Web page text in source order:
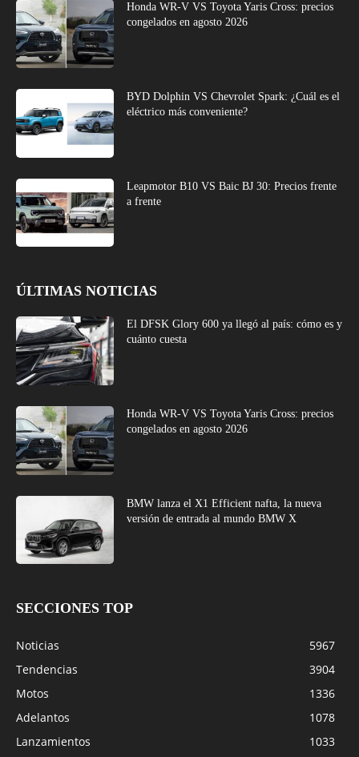
Honda WR-V VS Toyota Yaris Cross: precios
congelados en agosto 2026
BYD Dolphin VS Chevrolet Spark: ¿Cuál es el
eléctrico más conveniente?
Leapmotor B10 VS Baic BJ 30: Precios frente
a frente
ÚLTIMAS NOTICIAS
El DFSK Glory 600 ya llegó al país: cómo es y
cuánto cuesta
Honda WR-V VS Toyota Yaris Cross: precios
congelados en agosto 2026
BMW lanza el X1 Efficient nafta, la nueva
versión de entrada al mundo BMW X
SECCIONES TOP
Noticias
5967
Tendencias
3904
Motos
1336
Adelantos
1078
Lanzamientos
1033